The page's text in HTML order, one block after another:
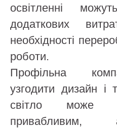
освітленні
додаткових
необхідності
роботи.
Профільна
узгодити дизайн і
світло може
привабливим,